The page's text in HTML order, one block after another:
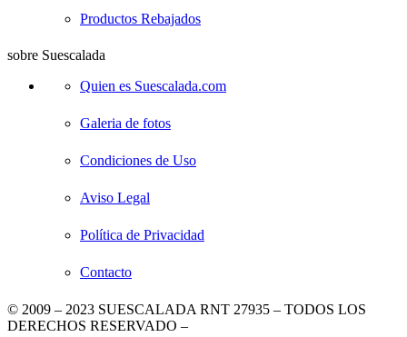
Productos Rebajados
sobre Suescalada
Quien es Suescalada.com
Galeria de fotos
Condiciones de Uso
Aviso Legal
Política de Privacidad
Contacto
© 2009 – 2023 SUESCALADA RNT 27935 – TODOS LOS
DERECHOS RESERVADO –